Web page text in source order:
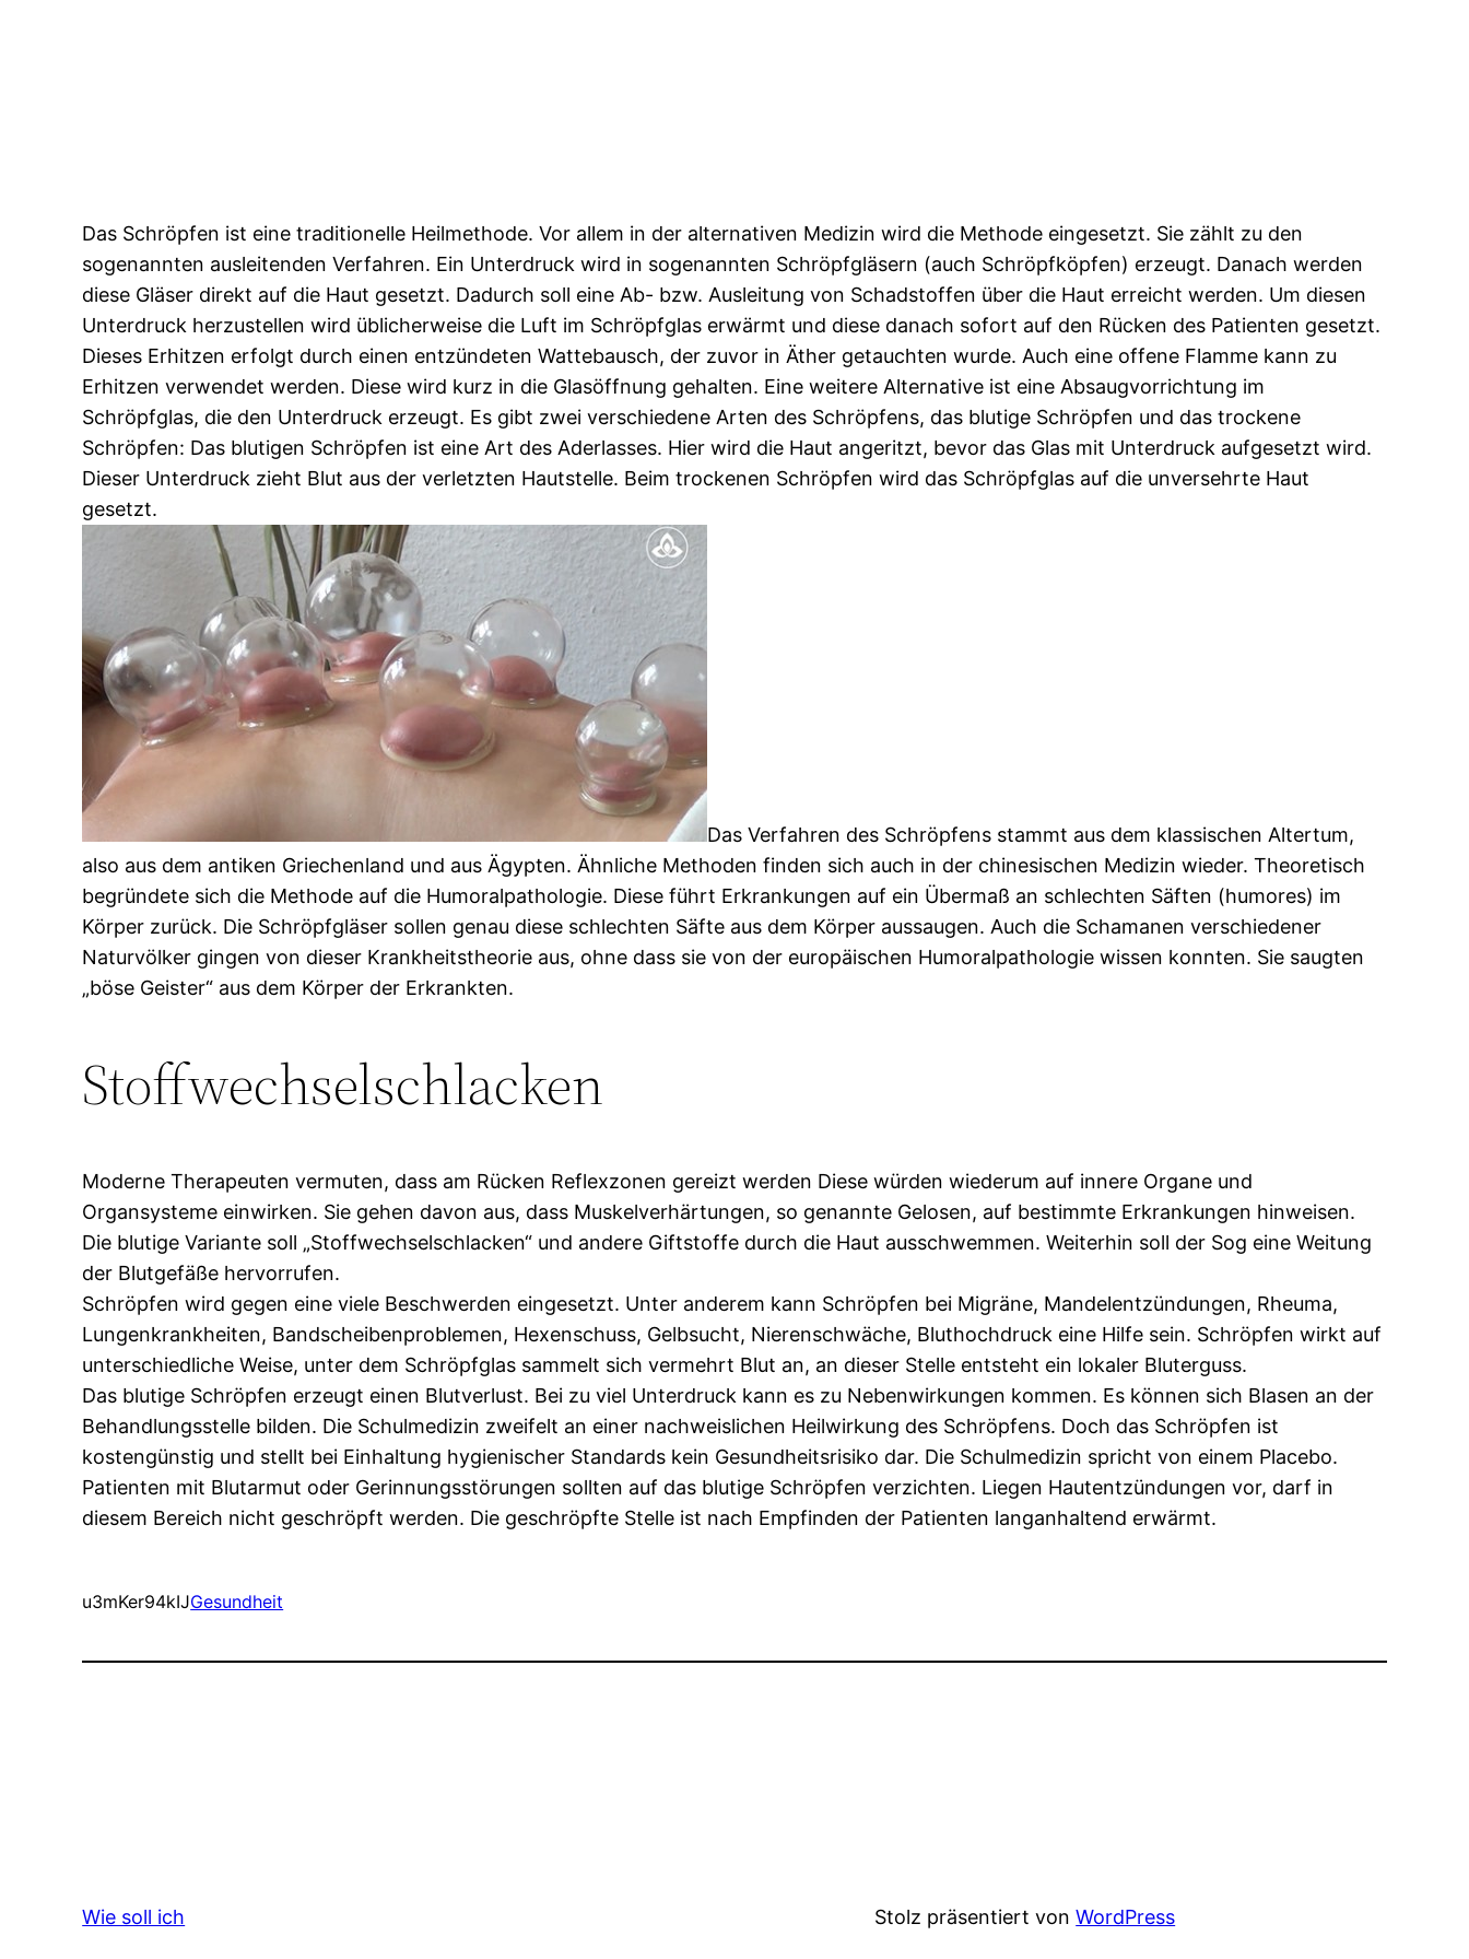
Das Schröpfen ist eine traditionelle Heilmethode. Vor allem in der alternativen Medizin wird die Methode eingesetzt. Sie zählt zu den
sogenannten ausleitenden Verfahren. Ein Unterdruck wird in sogenannten Schröpfgläsern (auch Schröpfköpfen) erzeugt. Danach werden
diese Gläser direkt auf die Haut gesetzt. Dadurch soll eine Ab- bzw. Ausleitung von Schadstoffen über die Haut erreicht werden. Um diesen
Unterdruck herzustellen wird üblicherweise die Luft im Schröpfglas erwärmt und diese danach sofort auf den Rücken des Patienten gesetzt.
Dieses Erhitzen erfolgt durch einen entzündeten Wattebausch, der zuvor in Äther getauchten wurde. Auch eine offene Flamme kann zu
Erhitzen verwendet werden. Diese wird kurz in die Glasöffnung gehalten. Eine weitere Alternative ist eine Absaugvorrichtung im
Schröpfglas, die den Unterdruck erzeugt. Es gibt zwei verschiedene Arten des Schröpfens, das blutige Schröpfen und das trockene
Schröpfen: Das blutigen Schröpfen ist eine Art des Aderlasses. Hier wird die Haut angeritzt, bevor das Glas mit Unterdruck aufgesetzt wird.
Dieser Unterdruck zieht Blut aus der verletzten Hautstelle. Beim trockenen Schröpfen wird das Schröpfglas auf die unversehrte Haut
gesetzt.
Das Verfahren des Schröpfens stammt aus dem klassischen Altertum,
also aus dem antiken Griechenland und aus Ägypten. Ähnliche Methoden finden sich auch in der chinesischen Medizin wieder. Theoretisch
begründete sich die Methode auf die Humoralpathologie. Diese führt Erkrankungen auf ein Übermaß an schlechten Säften (humores) im
Körper zurück. Die Schröpfgläser sollen genau diese schlechten Säfte aus dem Körper aussaugen. Auch die Schamanen verschiedener
Naturvölker gingen von dieser Krankheitstheorie aus, ohne dass sie von der europäischen Humoralpathologie wissen konnten. Sie saugten
„böse Geister“ aus dem Körper der Erkrankten.
Stoffwechselschlacken
Moderne Therapeuten vermuten, dass am Rücken Reflexzonen gereizt werden Diese würden wiederum auf innere Organe und
Organsysteme einwirken. Sie gehen davon aus, dass Muskelverhärtungen, so genannte Gelosen, auf bestimmte Erkrankungen hinweisen.
Die blutige Variante soll „Stoffwechselschlacken“ und andere Giftstoffe durch die Haut ausschwemmen. Weiterhin soll der Sog eine Weitung
der Blutgefäße hervorrufen.
Schröpfen wird gegen eine viele Beschwerden eingesetzt. Unter anderem kann Schröpfen bei Migräne, Mandelentzündungen, Rheuma,
Lungenkrankheiten, Bandscheibenproblemen, Hexenschuss, Gelbsucht, Nierenschwäche, Bluthochdruck eine Hilfe sein. Schröpfen wirkt auf
unterschiedliche Weise, unter dem Schröpfglas sammelt sich vermehrt Blut an, an dieser Stelle entsteht ein lokaler Bluterguss.
Das blutige Schröpfen erzeugt einen Blutverlust. Bei zu viel Unterdruck kann es zu Nebenwirkungen kommen. Es können sich Blasen an der
Behandlungsstelle bilden. Die Schulmedizin zweifelt an einer nachweislichen Heilwirkung des Schröpfens. Doch das Schröpfen ist
kostengünstig und stellt bei Einhaltung hygienischer Standards kein Gesundheitsrisiko dar. Die Schulmedizin spricht von einem Placebo.
Patienten mit Blutarmut oder Gerinnungsstörungen sollten auf das blutige Schröpfen verzichten. Liegen Hautentzündungen vor, darf in
diesem Bereich nicht geschröpft werden. Die geschröpfte Stelle ist nach Empfinden der Patienten langanhaltend erwärmt.
u3mKer94kIJGesundheit
Wie soll ich Stolz präsentiert vonWordPress